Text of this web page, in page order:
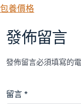
包養價格
發佈留言
發佈留言必須填寫的
留言*